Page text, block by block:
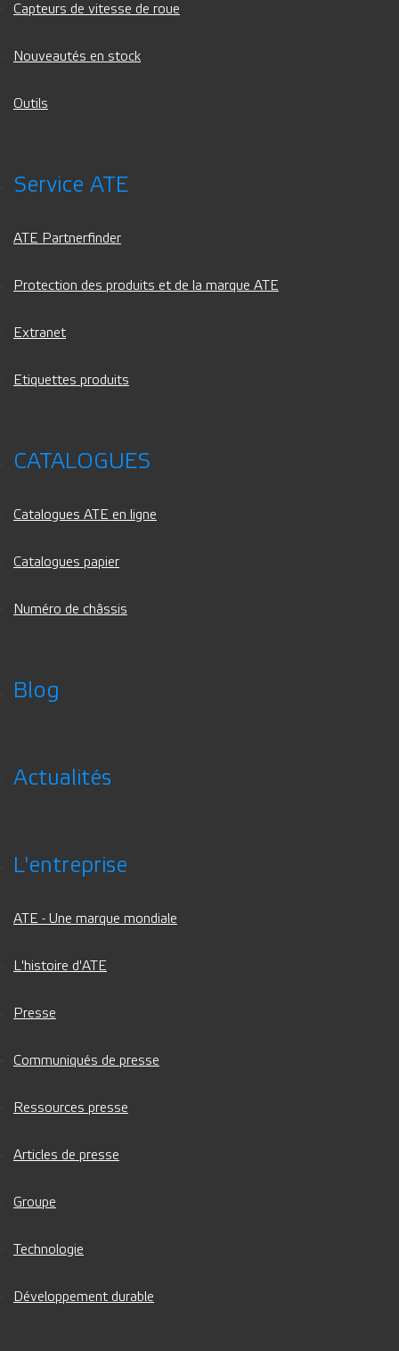
Capteurs de vitesse de roue
Nouveautés en stock
Outils
Service ATE
ATE Partnerfinder
Protection des produits et de la marque ATE
Extranet
Etiquettes produits
CATALOGUES
Catalogues ATE en ligne
Catalogues papier
Numéro de châssis
Blog
Actualités
L'entreprise
ATE - Une marque mondiale
L'histoire d'ATE
Presse
Communiqués de presse
Ressources presse
Articles de presse
Groupe
Technologie
Développement durable